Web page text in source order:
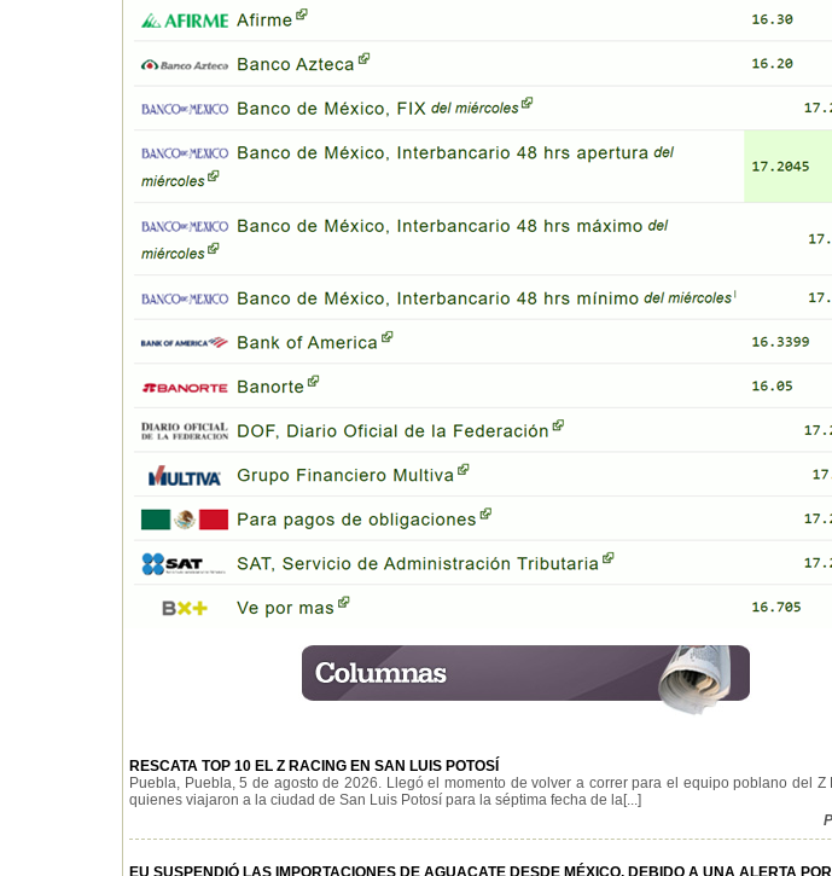
RESCATA TOP 10 EL Z RACING EN SAN LUIS POTOSÍ
Puebla, Puebla, 5 de agosto de 2026. Llegó el momento de volver a correr para el equipo poblano del Z
quienes viajaron a la ciudad de San Luis Potosí para la séptima fecha de la[...]
EU SUSPENDIÓ LAS IMPORTACIONES DE AGUACATE DESDE MÉXICO, DEBIDO A UNA ALERTA